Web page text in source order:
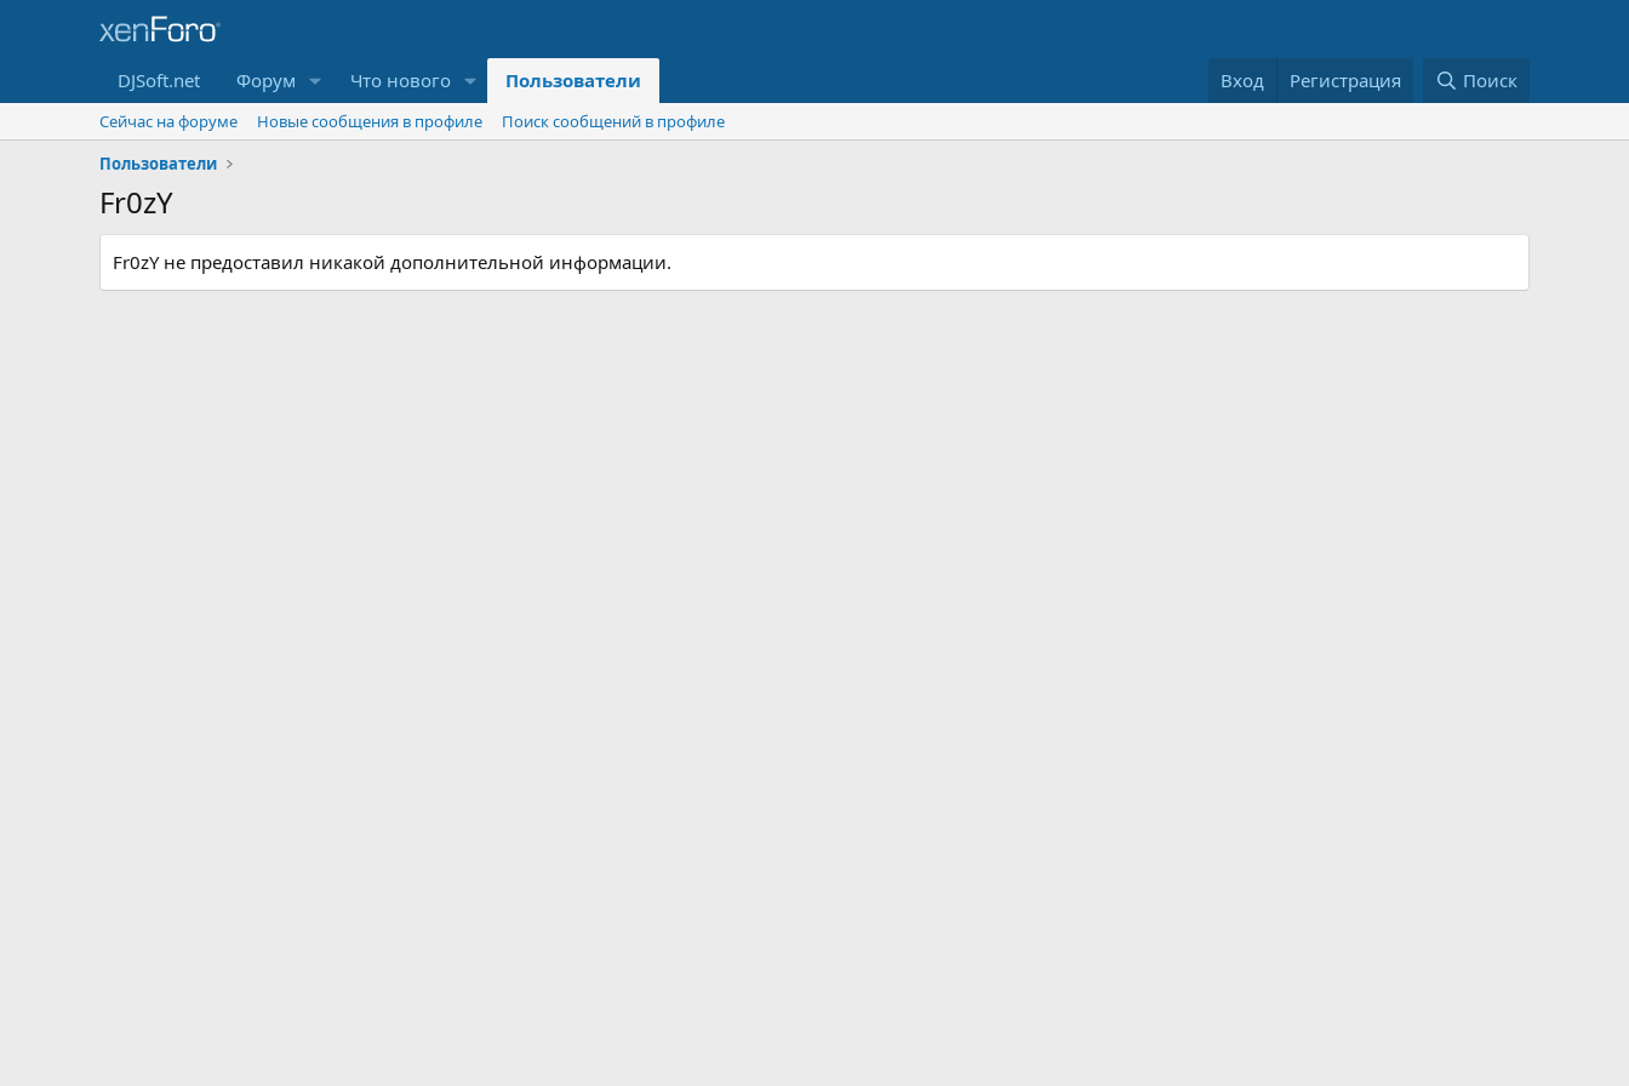
DJSoft.net Форум Что нового Пользователи Вход Регистрация Поиск
Сейчас на форуме Новые сообщения в профиле
Поиск сообщений в профиле
Пользователи
Fr0zY
Fr0zY не предоставил никакой дополнительной информации.